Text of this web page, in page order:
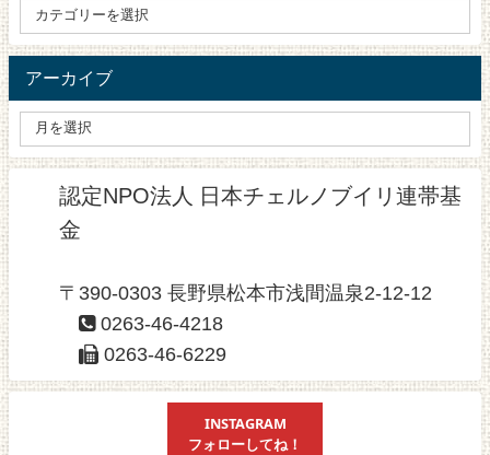
アーカイブ
認定NPO法人 日本チェルノブイリ連帯基
金
〒390-0303 長野県松本市浅間温泉2-12-12
0263-46-4218
0263-46-6229
INSTAGRAM
フォローしてね！